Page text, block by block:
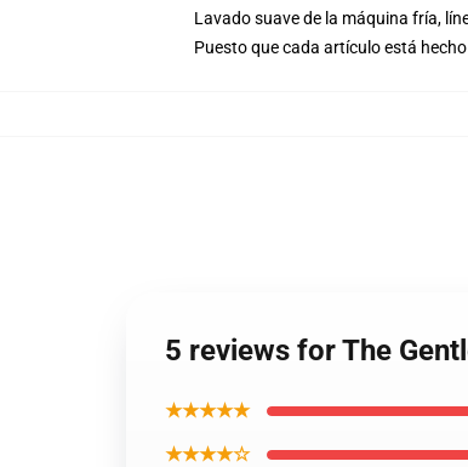
Lavado suave de la máquina fría,
Puesto que cada artículo está
5 reviews for The
★★★★★
★★★★☆